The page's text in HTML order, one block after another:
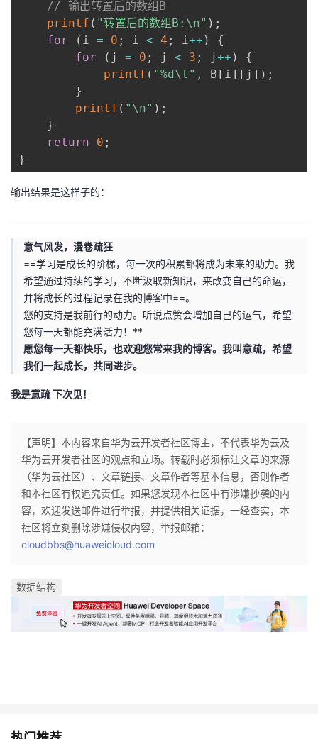
// 输出转置后的数组B
printf ( "转置后的数组B:\n" ) ;
for
( i = 0 ; i < 4 ; i++ )
{
for
( j = 0 ; j < 3 ; j ++ )
{
printf ( "%d\t" , B [ i] [ j ] ) ;
}
printf ( "\n" ) ;
}
return
0 ;
}
输出结果是这样子的：
意气风发，漫卷疏狂
==学习是成长的阶梯，每一次的积累都将成为未来的助力。我
希望通过持续的学习，不断汲取新知识，来改变自己的命运，
并将成长的过程记录在我的博客中==。
您的支持是我前行的动力。听说点赞会增加自己的运气，希望
您每一天都能充满活力！**
愿您每一天都快乐，也欢迎您常来我的博客。我叫意疏，希望
我们一起成长，共同进步。
我是意疏 下次见！
【声明】本内容来自华为云开发者社区博主，不代表华为云及
华为云开发者社区的观点和立场。转载时必须标注文章的来源
（华为云社区）、文章链接、文章作者等基本信息，否则作者
和本社区有权追究责任。如果您发现本社区中有涉嫌抄袭的内
容，欢迎发送邮件进行举报，并提供相关证据，一经查实，本
社区将立刻删除涉嫌侵权内容，举报邮箱：
cloudbbs@huaweicloud.com
数据结构